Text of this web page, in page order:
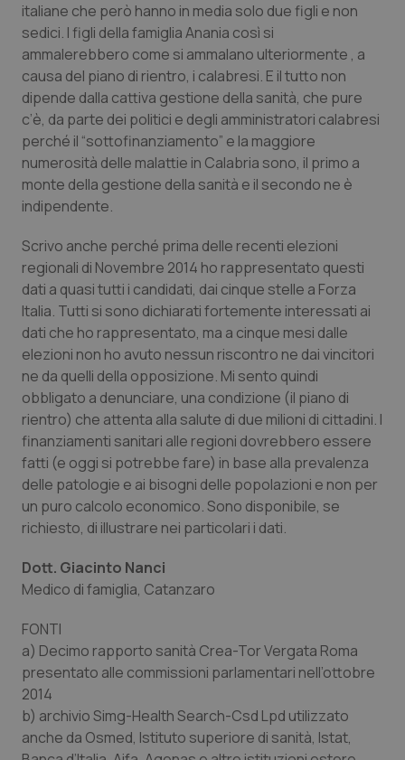
Provincia Autonoma di Bolzano
Provincia Autonoma di Trento
Puglia
Sardegna
Sicilia
Toscana
Umbria
Valle D’Aosta
Veneto
Infezioni & Febbre
Ipertensione & Scompenso
Malattie rare
Malattia di Crohn & Rettocolite Ulcerosa
Neuroscienze & patologie neurodegenerative
Obesità
Oftalmologia
Oncodermatologia
Oncoematologia
Oncologia & Nutrizione
Psoriasi & pelle
Quotidiano Chirurgia
Quotidiano Oncologia
Quotidiano Pediatria
Rene & patologie urogenitali
italiane che però hanno in media solo due figli e non
sedici. I figli della famiglia Anania così si
ammalerebbero come si ammalano ulteriormente , a
causa del piano di rientro, i calabresi. E il tutto non
dipende dalla cattiva gestione della sanità, che pure
c’è, da parte dei politici e degli amministratori calabresi
perché il “sottofinanziamento” e la maggiore
numerosità delle malattie in Calabria sono, il primo a
monte della gestione della sanità e il secondo ne è
indipendente.
Scrivo anche perché prima delle recenti elezioni
regionali di Novembre 2014 ho rappresentato questi
dati a quasi tutti i candidati, dai cinque stelle a Forza
Italia. Tutti si sono dichiarati fortemente interessati ai
dati che ho rappresentato, ma a cinque mesi dalle
elezioni non ho avuto nessun riscontro ne dai vincitori
ne da quelli della opposizione. Mi sento quindi
obbligato a denunciare, una condizione (il piano di
rientro) che attenta alla salute di due milioni di cittadini. I
finanziamenti sanitari alle regioni dovrebbero essere
fatti (e oggi si potrebbe fare) in base alla prevalenza
delle patologie e ai bisogni delle popolazioni e non per
un puro calcolo economico. Sono disponibile, se
richiesto, di illustrare nei particolari i dati.
Dott. Giacinto Nanci
Medico di famiglia, Catanzaro
FONTI
a) Decimo rapporto sanità Crea-Tor Vergata Roma
presentato alle commissioni parlamentari nell’ottobre
2014
b) archivio Simg-Health Search-Csd Lpd utilizzato
anche da Osmed, Istituto superiore di sanità, Istat,